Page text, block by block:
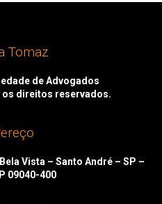
Tomaz
de Advogados
os direitos reservados.
Vista – Santo André – SP –
09040-400